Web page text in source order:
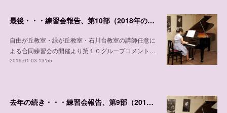
最後・・・練習会報告、第10部（2018年の6月30日）
自由が丘教室・緑が丘教室・石川台教室の講師任意に
よる合同練習会の開催より第１０グループコメント…
2019.01.03 13:55
去年の続き・・・練習会報告、第9部（2018年6月30日）